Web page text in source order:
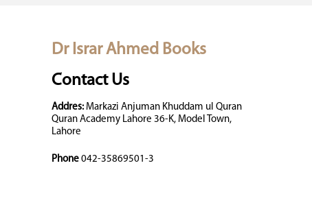
Dr Israr Ahmed Books
Contact Us
Addres:Markazi Anjuman Khuddam ul Quran
Quran Academy Lahore 36-K, Model Town,
Lahore
Phone 042-35869501-3